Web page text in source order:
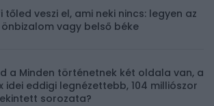
tőled veszi el, ami neki nincs: legyen az
önbizalom vagy belső béke
a Minden történetnek két oldala van, a
idei eddigi legnézettebb, 104 milliószor
sorozata?